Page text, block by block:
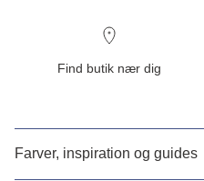
Find butik nær dig
Farver, inspiration og guides